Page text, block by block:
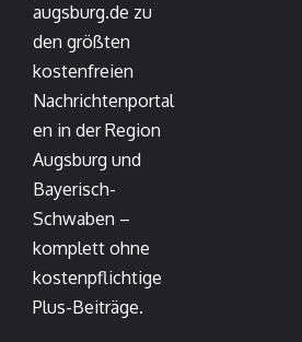
augsburg.de zu
den größten
kostenfreien
Nachrichtenportal
en in der Region
Augsburg und
Bayerisch-
Schwaben –
komplett ohne
kostenpflichtige
Plus-Beiträge.